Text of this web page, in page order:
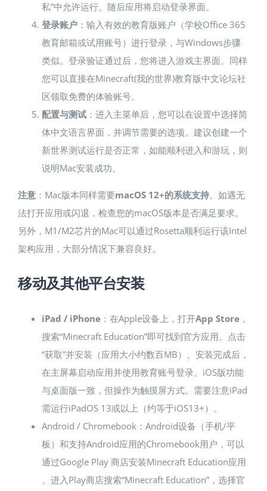
私”中允许运行。随后应用将启动登录界面。
登录账户：输入有效的教育版账户（学校Office 365
教育邮箱或试用账号）进行登录，与Windows步骤
类似。登录验证通过后，您将进入游戏主界面。同样
您可以直接在Minecraft(我的世界)教育版中文论坛社
区领取免费的体验账号。
配置与测试：进入主菜单后，您可以在设置中选择简
体中文语言界面，并调节需要的选项。建议创建一个
新世界测试运行是否正常，如能顺利进入和游玩，则
说明Mac安装成功。
注意：Mac版本同样需要macOS 12+的系统支持。如遇无
法打开应用或闪退，检查您的macOS版本是否满足要求​。
另外，M1/M2芯片的Mac可以通过Rosetta顺利运行该Intel
架构应用，大部分情况下兼容良好。
移动及其他平台安装
iPad / iPhone：在Apple设备上，打开App Store，
搜索“Minecraft Education”即可找到官方应用。点击
“获取”并安装（应用大小约数百MB）。安装完成后，
在主屏幕启动应用并使用教育账号登录。iOS版功能
与桌面版一致，但操作为触摸屏方式。需要注意iPad
需运行iPadOS 13或以上（约等于iOS13+）​。
Android / Chromebook：Android设备（手机/平
板）和支持Android应用的Chromebook用户，可以
通过Google Play 商店安装Minecraft Education应用​
。进入Play商店搜索“Minecraft Education”，选择官